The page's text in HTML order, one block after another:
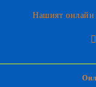
Нашият онлайн